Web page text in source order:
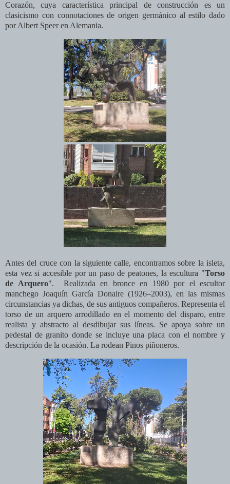
Corazón, cuya característica principal de construcción es un
clasicismo con connotaciones de origen germánico al estilo dado
por Albert Speer en Alemania.
Antes del cruce con la siguiente calle, encontramos sobre la isleta,
esta vez si accesible por un paso de peatones, la escultura "Torso
de Arquero".
Realizada en bronce en 1980 por el escultor
manchego Joaquín García Donaire (1926–2003), en las mismas
circunstancias ya dichas, de sus antiguos compañeros. Representa el
torso de un arquero arrodillado en el momento del disparo, entre
realista y abstracto al desdibujar sus líneas. Se apoya sobre un
pedestal de granito donde se incluye una placa con el nombre y
descripción de la ocasión. La rodean Pinos piñoneros.